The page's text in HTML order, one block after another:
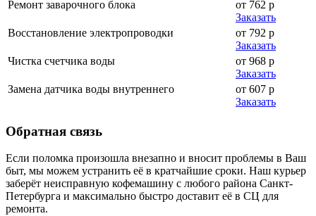
Ремонт заварочного блока
от 762 р
Заказать
Восстановление электропроводки
от 792 р
Заказать
Чистка счетчика воды
от 968 р
Заказать
Замена датчика воды внутреннего
от 607 р
Заказать
Обратная связь
Если поломка произошла внезапно и вносит проблемы в Ваш
быт, мы можем устранить её в кратчайшие сроки. Наш курьер
заберёт неисправную кофемашину с любого района Санкт-
Петербурга и максимально быстро доставит её в СЦ для
ремонта.